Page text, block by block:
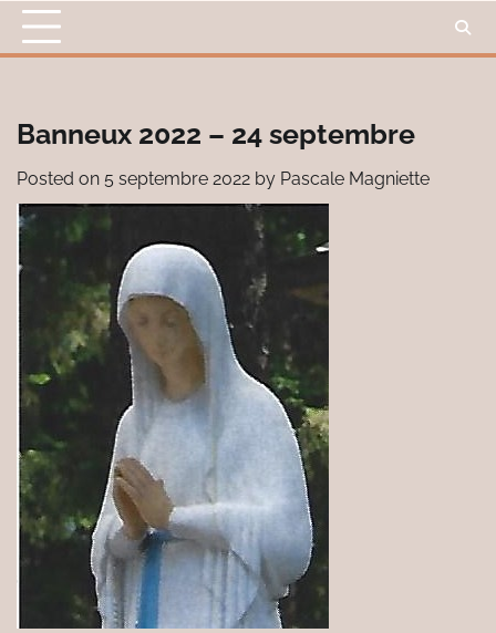
Skip
content
Banneux 2022 – 24 septembre
Posted on 5 septembre 2022 by Pascale Magniette